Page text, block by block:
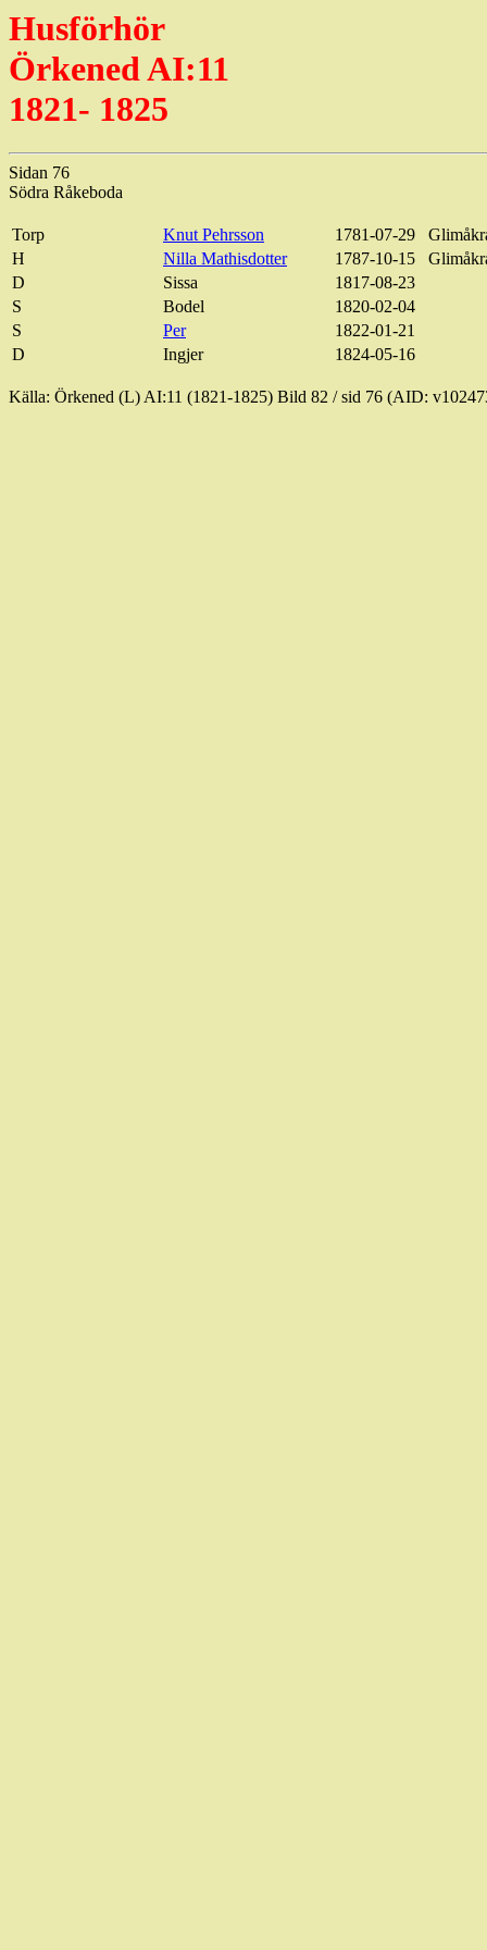
Husförhör
ÖrkenedAI:11
1821- 1825
Sidan 76
Södra Råkeboda
Torp Knut Pehrsson 1781-07-29
H
Nilla Mathisdotter 1787-10-15
D
Sissa
1817-08-23
S
Bodel
1820-02-04
S
Per
1822-01-21
D
Ingjer 1824-05-16
Källa: Örkened (L) AI:11 (1821-1825) Bild 82 / sid 76 (AID: